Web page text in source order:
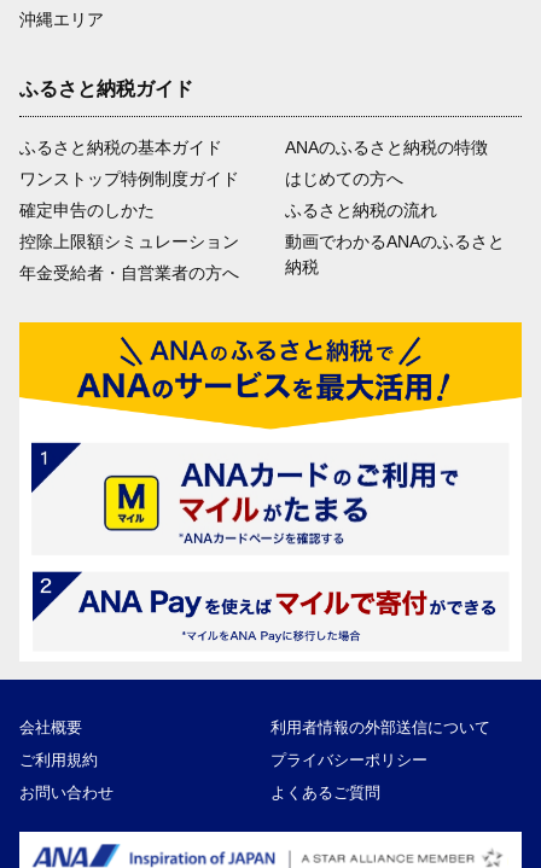
沖縄エリア
ふるさと納税ガイド
ふるさと納税の基本ガイド
ワンストップ特例制度ガイド
確定申告のしかた
控除上限額シミュレーション
年金受給者・自営業者の方へ
ANAのふるさと納税の特徴
はじめての方へ
ふるさと納税の流れ
動画でわかるANAのふるさと
納税
会社概要
利用者情報の外部送信について
ご利用規約
プライバシーポリシー
お問い合わせ
よくあるご質問